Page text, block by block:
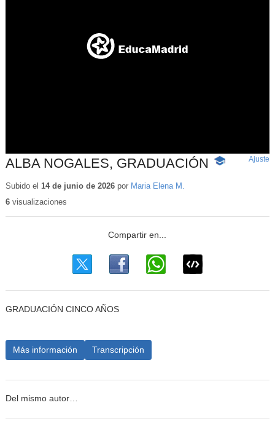
ALBA NOGALES, GRADUACIÓN
-
Ajuste
Subido el 14 de junio de 2026por Maria Elena M.
6visualizaciones
GRADUACIÓN CINCO AÑOS
Más información Transcripción
Del mismo autor…